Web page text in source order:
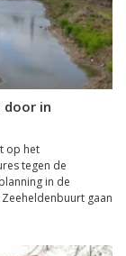
door in
op het
tegen de
in de
gaan